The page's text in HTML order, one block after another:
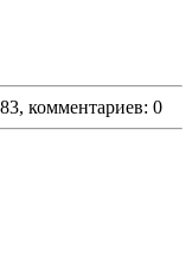
комментариев: 0